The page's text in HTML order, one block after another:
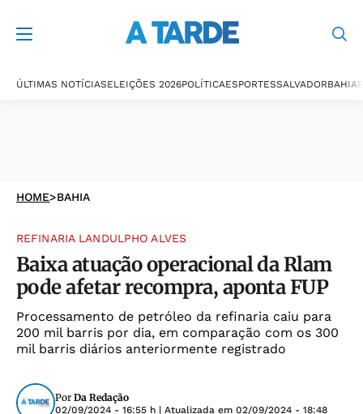
ÚLTIMAS NOTÍCIASELEIÇÕES 2026POLÍTICAESPORTESSALVADORBAHIA
HOME>BAHIA
REFINARIA LANDULPHO ALVES
Baixa atuação operacional da Rlam
pode afetar recompra, aponta FUP
Processamento de petróleo da refinaria caiu para
200 mil barris por dia, em comparação com os 300
mil barris diários anteriormente registrado
Por Da Redação
02/09/2024 - 16:55 h | Atualizada em 02/09/2024 - 18:48